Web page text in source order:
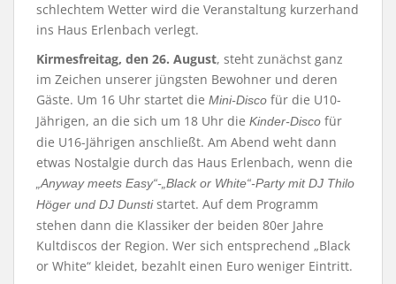
schlechtem Wetter wird die Veranstaltung kurzerhand
ins Haus Erlenbach verlegt.
Kirmesfreitag, den 26. August, steht zunächst ganz
im Zeichen unserer jüngsten Bewohner und deren
Gäste. Um 16 Uhr startet die Mini-Disco für die U10-
Jährigen, an die sich um 18 Uhr die Kinder-Disco für
die U16-Jährigen anschließt. Am Abend weht dann
etwas Nostalgie durch das Haus Erlenbach, wenn die
„Anyway meets Easy“-„Black or White“-Party mit DJ Thilo
Höger und DJ Dunstistartet. Auf dem Programm
stehen dann die Klassiker der beiden 80er Jahre
Kultdiscos der Region. Wer sich entsprechend „Black
or White“ kleidet, bezahlt einen Euro weniger Eintritt.